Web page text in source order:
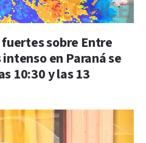
sobre Entre
en Paraná se
10:30 y las 13